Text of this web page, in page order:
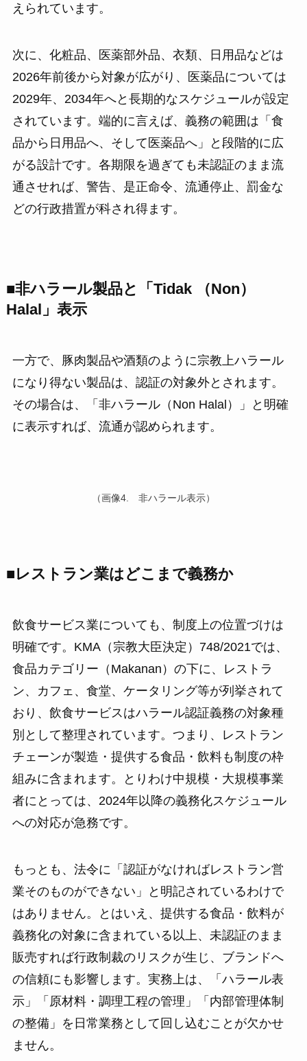
えられています。
次に、化粧品、医薬部外品、衣類、日用品などは
2026年前後から対象が広がり、医薬品については
2029年、2034年へと長期的なスケジュールが設定
されています。端的に言えば、義務の範囲は「食
品から日用品へ、そして医薬品へ」と段階的に広
がる設計です。各期限を過ぎても未認証のまま流
通させれば、警告、是正命令、流通停止、罰金な
どの行政措置が科され得ます。
■非ハラール製品と「Tidak （Non）
Halal」表示
一方で、豚肉製品や酒類のように宗教上ハラール
になり得ない製品は、認証の対象外とされます。
その場合は、「非ハラール（Non Halal）」と明確
に表示すれば、流通が認められます。
（画像4. 非ハラール表示）
■レストラン業はどこまで義務か
飲食サービス業についても、制度上の位置づけは
明確です。KMA（宗教大臣決定）748/2021では、
食品カテゴリー（Makanan）の下に、レストラ
ン、カフェ、食堂、ケータリング等が列挙されて
おり、飲食サービスはハラール認証義務の対象種
別として整理されています。つまり、レストラン
チェーンが製造・提供する食品・飲料も制度の枠
組みに含まれます。とりわけ中規模・大規模事業
者にとっては、2024年以降の義務化スケジュール
への対応が急務です。
もっとも、法令に「認証がなければレストラン営
業そのものができない」と明記されているわけで
はありません。とはいえ、提供する食品・飲料が
義務化の対象に含まれている以上、未認証のまま
販売すれば行政制裁のリスクが生じ、ブランドへ
の信頼にも影響します。実務上は、「ハラール表
示」「原材料・調理工程の管理」「内部管理体制
の整備」を日常業務として回し込むことが欠かせ
ません。